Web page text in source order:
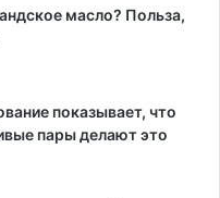
масло? Польза,
показывает, что
пары делают это